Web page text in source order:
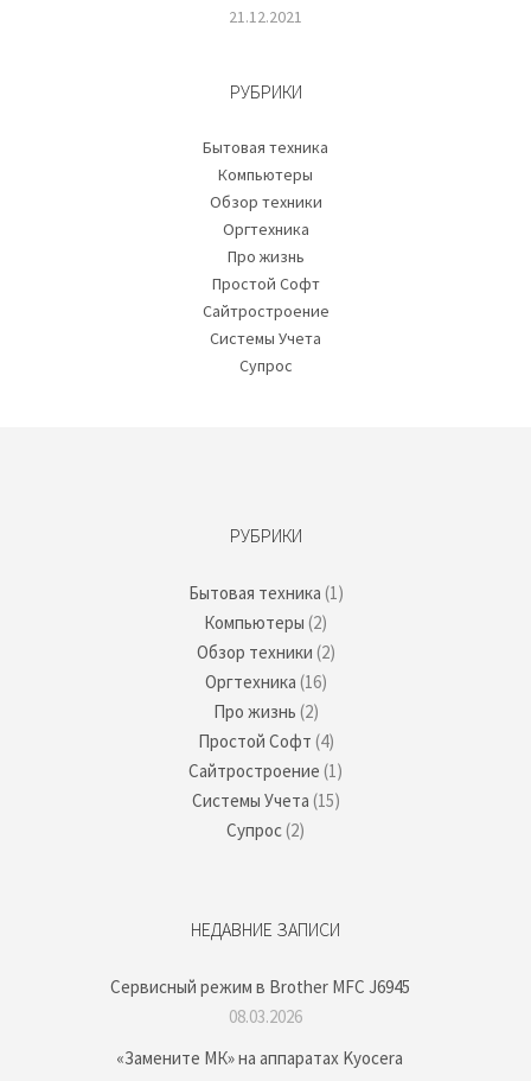
21.12.2021
РУБРИКИ
Бытовая техника
Компьютеры
Обзор техники
Оргтехника
Про жизнь
Простой Софт
Сайтростроение
Системы Учета
Супрос
РУБРИКИ
Бытовая техника (1)
Компьютеры (2)
Обзор техники (2)
Оргтехника (16)
Про жизнь (2)
Простой Софт (4)
Сайтростроение (1)
Системы Учета (15)
Супрос(2)
НЕДАВНИЕ ЗАПИСИ
Сервисный режим в Brother MFC J6945
08.03.2026
«Замените МК» на аппаратах Kyocera